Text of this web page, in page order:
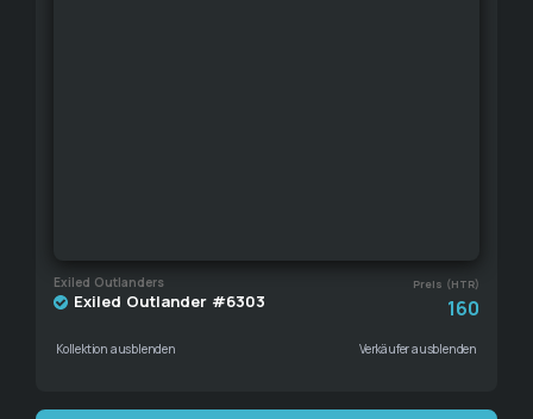
Exiled Outlanders Preis (HTR)
Exiled Outlander #6303 160
Kollektion ausblenden Verkäufer ausblenden